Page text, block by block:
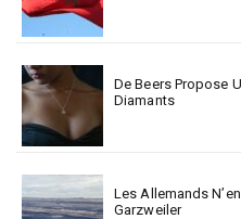
De Beers Propose
Diamants
Les Allemands
Garzweiler